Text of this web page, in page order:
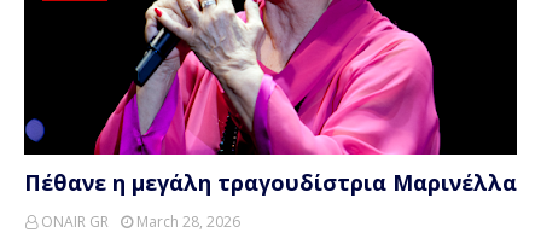
Πέθανε η μεγάλη τραγουδίστρια Μαρινέλλα
ONAIR GR
March 28, 2026